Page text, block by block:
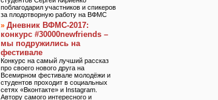
поблагодарил участников и спикеров
за плодотворную работу на ВФМС
» Дневник ВФМС-2017:
конкурс #30000newfriends –
мы подружились на
фестивале
Конкурс на самый лучший рассказ
про своего нового друга на
Всемирном фестивале молодёжи и
студентов проходит в социальных
сетях «Вконтакте» и Instagram.
Автору самого интересного и